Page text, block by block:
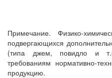
Примечание. Физико-
подвергающихся
(типа джем, повидло и
требованиям нормативно-
продукцию.